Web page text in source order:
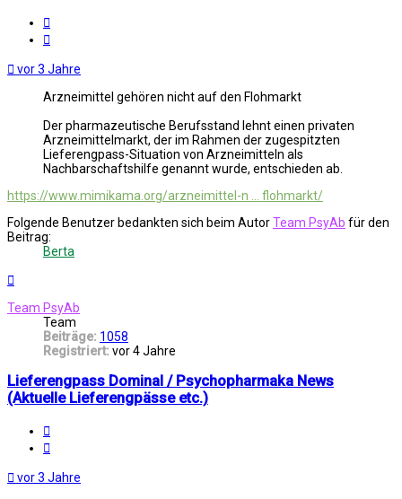
vor 3 Jahre
Arzneimittel gehören nicht auf den Flohmarkt
Der pharmazeutische Berufsstand lehnt einen privaten
Arzneimittelmarkt, der im Rahmen der zugespitzten
Lieferengpass-Situation von Arzneimitteln als
Nachbarschaftshilfe genannt wurde, entschieden ab.
https://www.mimikama.org/arzneimittel-n ... flohmarkt/
Folgende Benutzer bedankten sich beim AutorTeam PsyAb für den
Beitrag:
Berta
Team PsyAb
Team
Beiträge: 1058
Registriert: vor 4 Jahre
Lieferengpass Dominal / Psychopharmaka News
(Aktuelle Lieferengpässe etc.)
vor 3 Jahre